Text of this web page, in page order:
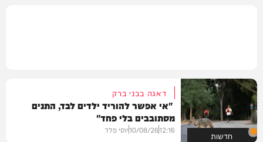
חדשות
דאגה בבני ברק
"אי אפשר להוריד ילדים לבד, התנים
מסתובבים בלי פחד"
12:16
10/08/26יוסי פלד